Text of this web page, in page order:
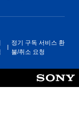
정기 구독 서비스 환
불/취소 요청